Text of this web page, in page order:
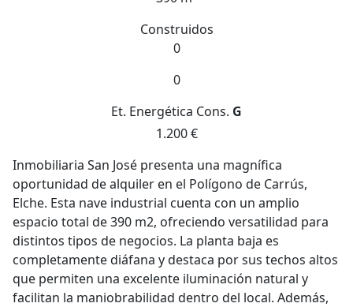
Construidos
0
0
Et. Energética Cons. G
1.200 €
Inmobiliaria San José presenta una magnífica
oportunidad de alquiler en el Polígono de Carrús,
Elche. Esta nave industrial cuenta con un amplio
espacio total de 390 m2, ofreciendo versatilidad para
distintos tipos de negocios. La planta baja es
completamente diáfana y destaca por sus techos altos
que permiten una excelente iluminación natural y
facilitan la maniobrabilidad dentro del local. Además,